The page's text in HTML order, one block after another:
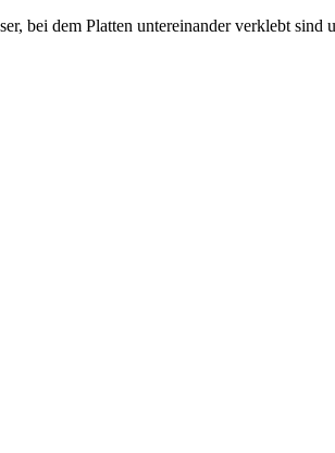
bei dem Platten untereinander verklebt sind